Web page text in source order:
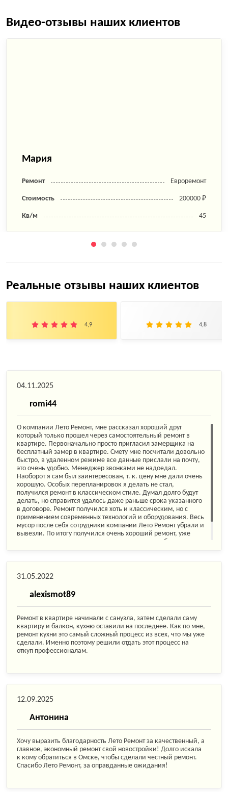
Видео-отзывы наших клиентов
Мария
Ремонт Евроремонт
Стоимость 200000 ₽
Кв/м 45
Реальные отзывы наших клиентов
4,9 4,8
04.11.2025
romi44
О компании Лето Ремонт, мне рассказал хороший друг
который только прошел через самостоятельный ремонт в
квартире. Первоначально просто пригласил замерщика на
бесплатный замер в квартире. Смету мне посчитали довольно
быстро, в удаленном режиме все данные прислали на почту,
это очень удобно. Менеджер звонками не надоедал.
Наоборот я сам был заинтересован, т. к. цену мне дали очень
хорошую. Особых перепланировок я делать не стал,
получился ремонт в классическом стиле. Думал долго будут
делать, но справится удалось даже раньше срока указанного
в договоре. Ремонт получился хоть и классическим, но с
применением современных технологий и оборудования. Весь
мусор после себя сотрудники компании Лето Ремонт убрали и
вывезли. По итогу получился очень хороший ремонт, уже
многие мои друзья которые только планируют в будущем
31.05.2022
alexismot89
Ремонт в квартире начинали с санузла, затем сделали саму
квартиру и балкон, кухню оставили на последнее. Как по мне,
ремонт кухни это самый сложный процесс из всех, что мы уже
сделали. Именно поэтому решили отдать этот процесс на
откуп профессионалам.
12.09.2025
Антонина
Хочу выразить благодарность Лето Ремонт за качественный, а
главное, экономный ремонт свой новостройки! Долго искала
к кому обратиться в Омске, чтобы сделали честный ремонт.
Спасибо Лето Ремонт, за оправданные ожидания!